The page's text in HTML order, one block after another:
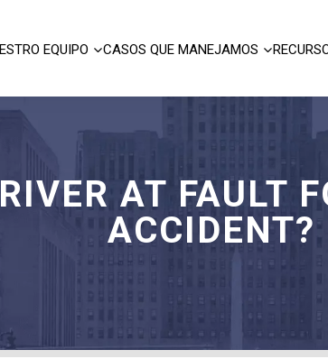
EQUIPO CASOS QUE MANEJAMOS
AT FAULT
ACCIDENT?